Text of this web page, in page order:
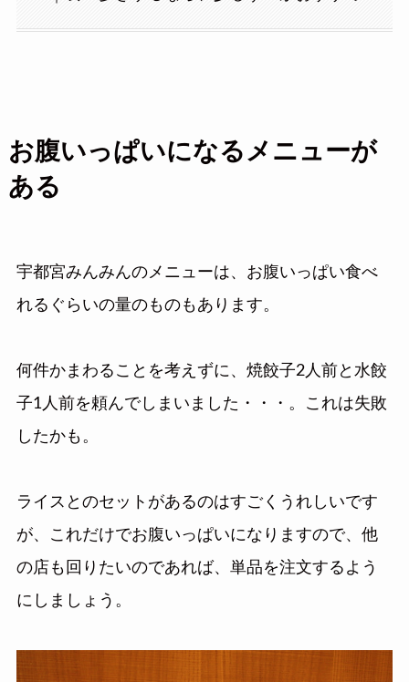
お腹いっぱいになるメニューが
ある
宇都宮みんみんのメニューは、お腹いっぱい食べ
れるぐらいの量のものもあります。
何件かまわることを考えずに、焼餃子2人前と水餃
子1人前を頼んでしまいました・・・。これは失敗
したかも。
ライスとのセットがあるのはすごくうれしいです
が、これだけでお腹いっぱいになりますので、他
の店も回りたいのであれば、単品を注文するよう
にしましょう。